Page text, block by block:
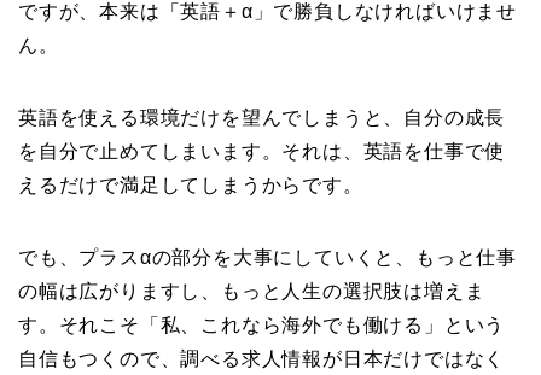
ですが、本来は「英語＋α」で勝負しなければいけませ
ん。
英語を使える環境だけを望んでしまうと、自分の成長
を自分で止めてしまいます。それは、英語を仕事で使
えるだけで満足してしまうからです。
でも、プラスαの部分を大事にしていくと、もっと仕事
の幅は広がりますし、もっと人生の選択肢は増えま
す。それこそ「私、これなら海外でも働ける」という
自信もつくので、調べる求人情報が日本だけではなく